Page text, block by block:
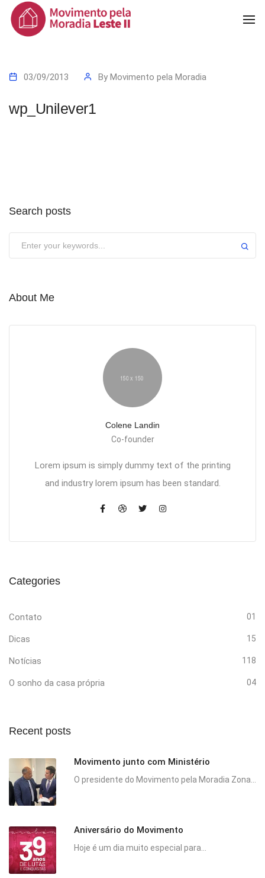
03/09/2013 By Movimento pela Moradia
wp_Unilever1
Search posts
About Me
Colene Landin
Co-founder
Lorem ipsum is simply dummy text of the printing
and industry lorem ipsum has been standard.
Categories
Contato 01
Dicas 15
Notícias 118
O sonho da casa própria 04
Recent posts
Movimento junto com Ministério
O presidente do Movimento pela Moradia Zona...
Aniversário do Movimento
Hoje é um dia muito especial para...